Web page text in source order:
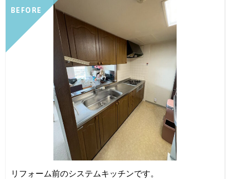
BEFORE
リフォーム前のシステムキッチンです。